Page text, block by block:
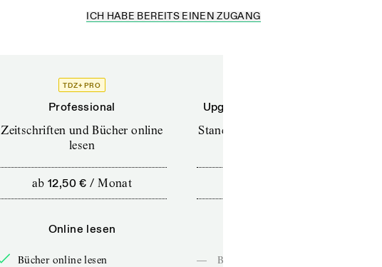
ICH HABE BEREITS EINEN ZUGANG
TDZ+ PRO
Professional
Zeitschriften und Bücher online
lesen
ab 12,50 € /Monat
Online lesen
Bücher online lesen
Upgrade für Printabonnenten
Standard (TdZ+) – Zeitschriften
—
Bücher online lesen